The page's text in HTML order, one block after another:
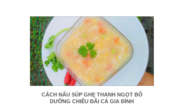
CÁCH NẤU SÚP GHẸ THANH NGỌT BỔ
DƯỠNG CHIÊU ĐÃI CẢ GIA ĐÌNH